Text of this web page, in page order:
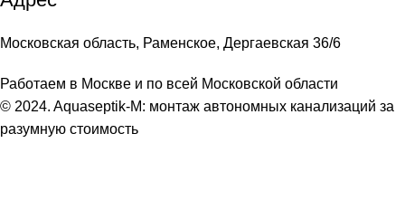
Московская область, Раменское, Дергаевская 36/6
Работаем в Москве и по всей Московской области
© 2024. Aquaseptik-M: монтаж автономных канализаций за
разумную стоимость